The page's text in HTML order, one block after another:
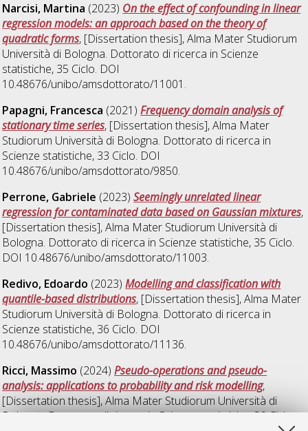
Narcisi, Martina (2023) On the effect of confounding in linear
regression models: an approach based on the theory of
quadratic forms, [Dissertation thesis], Alma Mater Studiorum
Università di Bologna. Dottorato di ricerca in Scienze
statistiche, 35 Ciclo. DOI
10.48676/unibo/amsdottorato/11001.
Papagni, Francesca (2021)Frequency domain analysis of
stationary time series, [Dissertation thesis], Alma Mater
Studiorum Università di Bologna. Dottorato di ricerca in
Scienze statistiche, 33 Ciclo. DOI
10.48676/unibo/amsdottorato/9850.
Perrone, Gabriele (2023)Seemingly unrelated linear
regression for contaminated data based on Gaussian mixtures,
[Dissertation thesis], Alma Mater Studiorum Università di
Bologna. Dottorato di ricerca in Scienze statistiche, 35 Ciclo.
DOI 10.48676/unibo/amsdottorato/11003.
Redivo, Edoardo (2023)Modelling and classification with
quantile-based distributions, [Dissertation thesis], Alma Mater
Studiorum Università di Bologna. Dottorato di ricerca in
Scienze statistiche, 36 Ciclo. DOI
10.48676/unibo/amsdottorato/11136.
Ricci, Massimo (2024)Pseudo-operations and pseudo-
analysis: applications to probability and risk modelling,
[Dissertation thesis], Alma Mater Studiorum Università di
Bologna. Dottorato di ricerca inScienze statistiche, 36 Ciclo.